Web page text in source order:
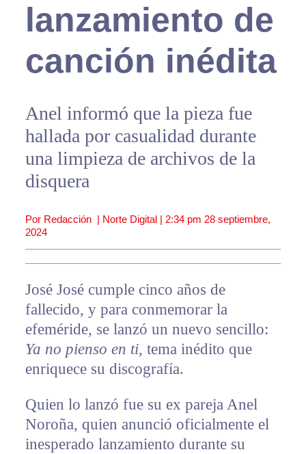
lanzamiento de
canción inédita
Anel informó que la pieza fue
hallada por casualidad durante
una limpieza de archivos de la
disquera
Por Redacción | Norte Digital | 2:34 pm 28 septiembre,
2024
José José cumple cinco años de
fallecido, y para conmemorar la
efeméride, se lanzó un nuevo sencillo:
Ya no pienso en ti, tema inédito que
enriquece su discografía.
Quien lo lanzó fue su ex pareja Anel
Noroña, quien anunció oficialmente el
inesperado lanzamiento durante su